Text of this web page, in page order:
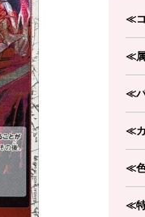
≪
≪
≪
≪
≪
≪